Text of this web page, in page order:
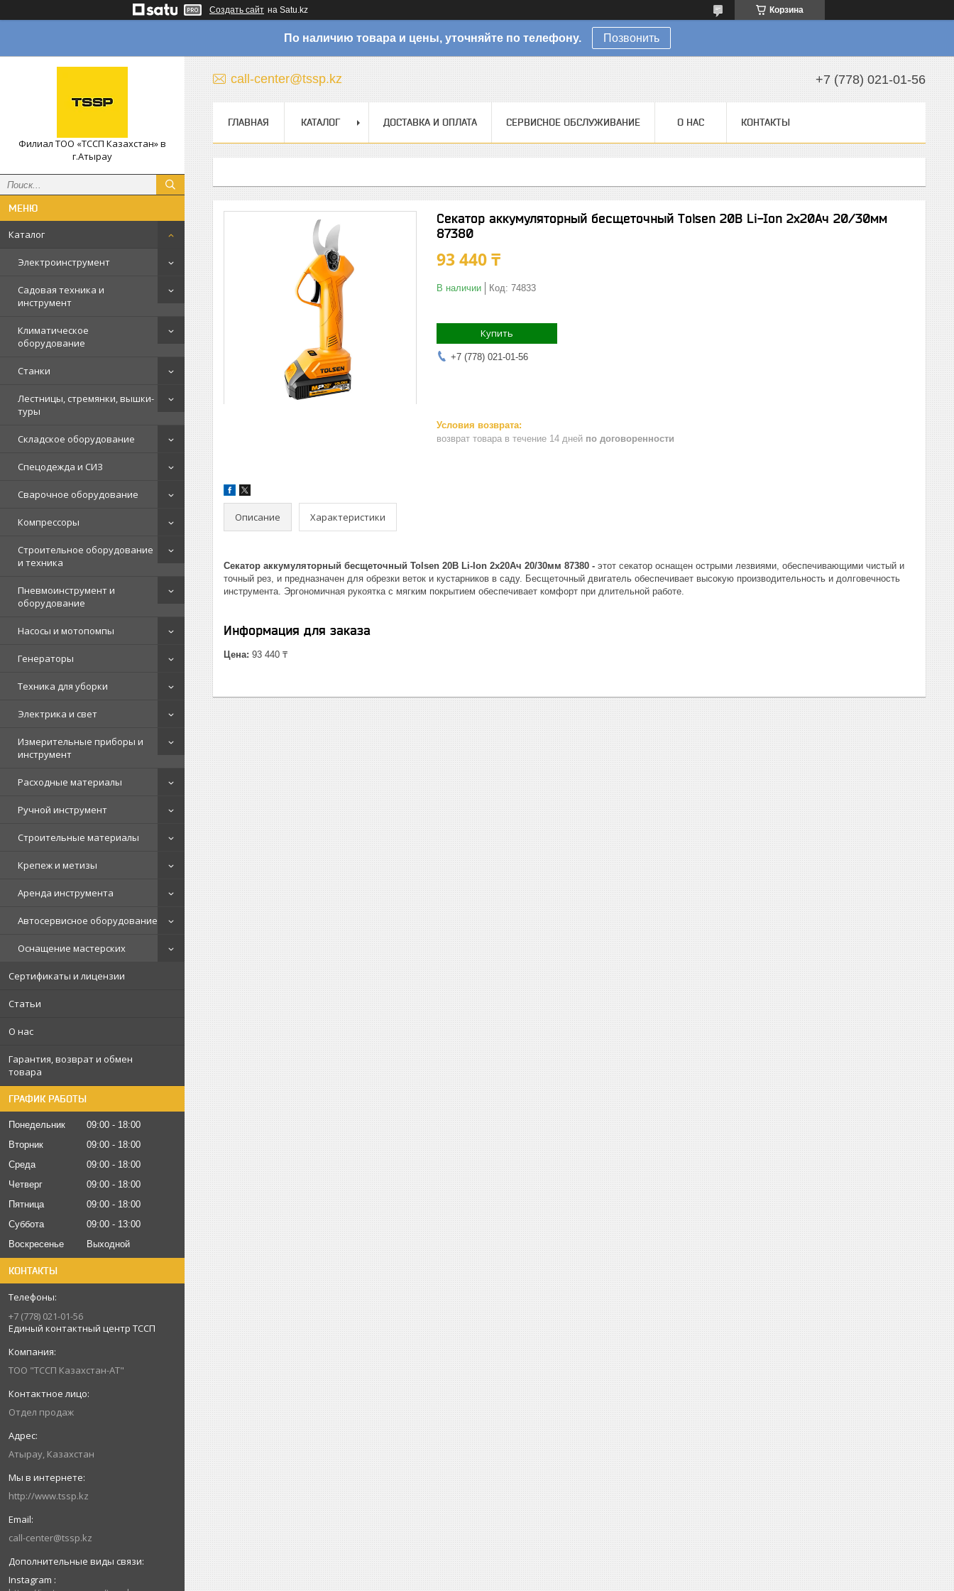
Создать сайт на Satu.kz Корзина
По наличию товара и цены, уточняйте по телефону. Позвонить
Филиал ТОО «ТССП Казахстан» в
г.Атырау
Каталог
Электроинструмент
Садовая техника и
инструмент
Климатическое
оборудование
Станки
Лестницы, стремянки, вышки-
туры
Складское оборудование
Спецодежда и СИЗ
Сварочное оборудование
Компрессоры
Строительное оборудование
и техника
Пневмоинструмент и
оборудование
Насосы и мотопомпы
Генераторы
Техника для уборки
Электрика и свет
Измерительные приборы и
инструмент
Расходные материалы
Ручной инструмент
Строительные материалы
Крепеж и метизы
Аренда инструмента
Автосервисное оборудование
Оснащение мастерских
Сертификаты и лицензии
Статьи
О нас
Гарантия, возврат и обмен
товара
ГРАФИК РАБОТЫ
Понедельник 09:00
18:00
Вторник
09:00
18:00
Среда
09:00
18:00
Четверг
09:00
18:00
Пятница
09:00
18:00
Суббота
09:00
13:00
Воскресенье
Выходной
КОНТАКТЫ
+7 (778) 021-01-56
Единый контактный центр ТССП
ТОО "ТССП Казахстан-АТ"
Отдел продаж
Атырау, Казахстан
http://www.tssp.kz
call-center@tssp.kz
Instagram
call-center@tssp.kz +7 (778) 021-01-56
ГЛАВНАЯ КАТАЛОГ ДОСТАВКА И ОПЛАТА СЕРВИСНОЕ ОБСЛУЖИВАНИЕ О НАС КОНТАКТЫ
Секатор аккумуляторный бесщеточный Tolsen 20В Li-Ion 2х20Ач 20/30мм
87380
93 440 ₸
В наличии Код: 74833
Купить
+7 (778) 021-01-56
возврат товара в течение 14 дней по договоренности
Описание Характеристики
Секатор аккумуляторный бесщеточный Tolsen 20В Li-Ion 2х20Ач 20/30мм 87380 - этот секатор оснащен острыми лезвиями, обеспечивающими чистый и
точный рез, и предназначен для обрезки веток и кустарников в саду. Бесщеточный двигатель обеспечивает высокую производительность и долговечность
инструмента. Эргономичная рукоятка с мягким покрытием обеспечивает комфорт при длительной работе.
Информация для заказа
Цена: 93 440 ₸